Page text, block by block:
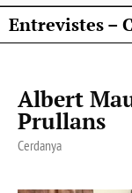
Entrevistes –
Albert
Prullans
Cerdanya